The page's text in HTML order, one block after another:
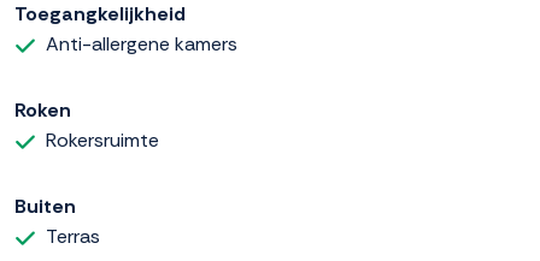
Toegangkelijkheid
Anti-allergene kamers
Roken
Rokersruimte
Buiten
Terras